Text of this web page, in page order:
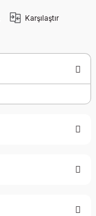
Karşılaştır